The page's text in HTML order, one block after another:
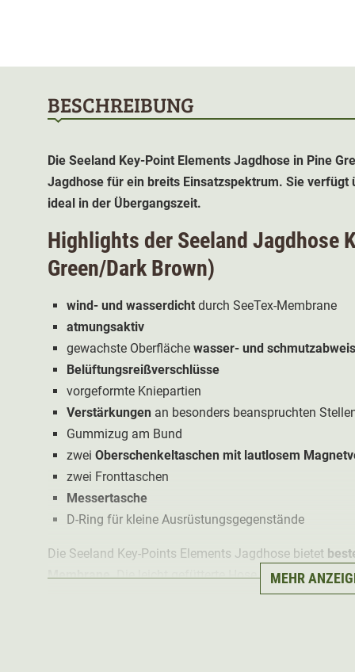
BESCHREIBUNG
Die Seeland Key-Point Elements Jagdhose in Pine
Jagdhose für ein breits Einsatzspektrum. Sie verfügt
ideal in der Übergangszeit.
Highlights der Seeland Jagdhose
Green/Dark Brown)
wind- und wasserdicht durch SeeTex-Membrane
atmungsaktiv
gewachste Oberfläche wasser- und
Belüftungsreißverschlüsse
vorgeformte Kniepartien
Verstärkungen an besonders beanspruchten
Gummizug am Bund
zwei Oberschenkeltaschen mit lautlosem
zwei Fronttaschen
Messertasche
D-Ring für kleine Ausrüstungsgegenstände
Die Seeland Key-Points Elements Jagdhose bietet
Membrane. Die leicht gefütterte Hose istwind- und
gewachste Oberflächeist
MEHR